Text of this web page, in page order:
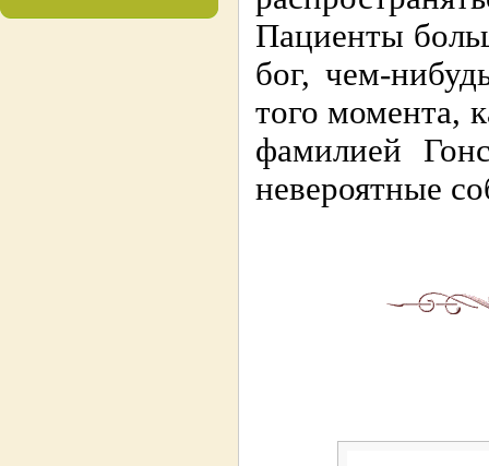
Пациенты
бог, чем-
того момента,
фамилией
невероятные